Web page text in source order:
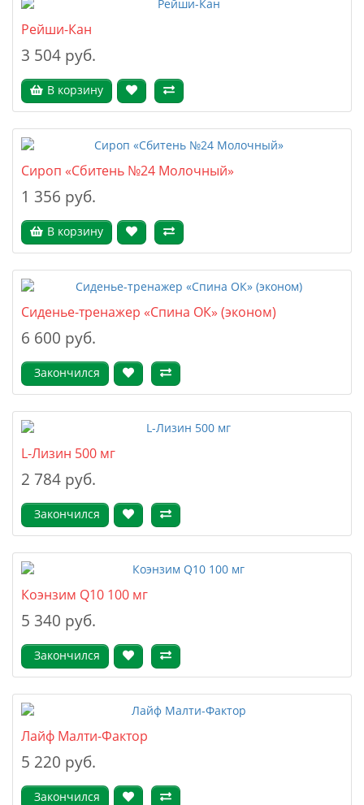
Рейши-Кан
3 504 руб.
В корзину
Сироп «Сбитень №24 Молочный»
1 356 руб.
В корзину
Cиденье-тренажер «Спина ОК» (эконом)
6 600 руб.
Закончился
L-Лизин 500 мг
2 784 руб.
Закончился
Коэнзим Q10 100 мг
5 340 руб.
Закончился
Лайф Малти-Фактор
5 220 руб.
Закончился